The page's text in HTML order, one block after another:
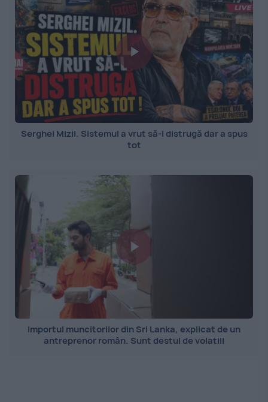
Serghei Mizil. Sistemul a vrut să-l distrugă dar a spus
tot
Importul muncitorilor din Sri Lanka, explicat de un
antreprenor român. Sunt destul de volatili